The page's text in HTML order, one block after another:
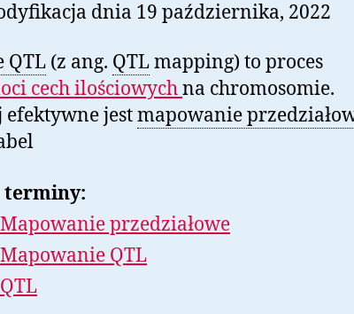
dnia 19 października, 2022
QTL (z ang. QTLmapping) to proces
cech ilościowychna chromosomie.
jestmapowanie
terminy:
przedziałowe
QTL